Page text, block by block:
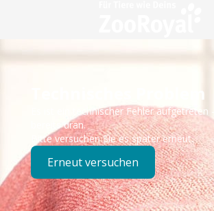
Technisches Problem
Es ist ein technischer Fehler aufgetreten
bereits dran.
Bitte versuchen Sie es später erneut.
Erneut versuchen